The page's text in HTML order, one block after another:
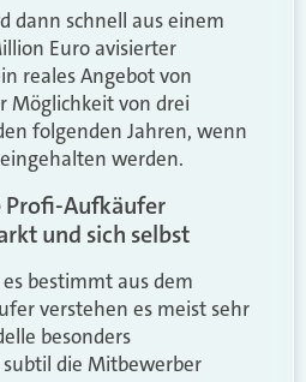
dann schnell aus einem
Euro avisierter
reales Angebot von
Möglichkeit von drei
folgenden Jahren, wenn
werden.
Profi-Aufkäufer
und sich selbst
bestimmt aus dem
verstehen es meist sehr
besonders
die Mitbewerber